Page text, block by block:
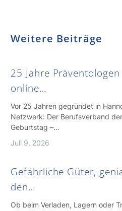
Weitere Beiträge
25 Jahre
online…
Vor 25 Jahren gegründet in
Netzwerk: Der Berufsverband
Geburtstag –…
Juli 9, 2026
Gefährliche Güter,
den…
Ob beim Verladen, Lagern oder